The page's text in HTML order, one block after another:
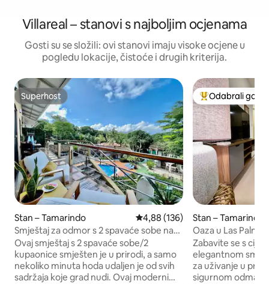
Villareal – stanovi s najboljim ocjenama
Gosti su se složili: ovi stanovi imaju visoke ocjene u
pogledu lokacije, čistoće i drugih kriterija.
Superhost
Superhost
Stan – Tamarindo Prosječna ocjena: 4,88/5,
4,88 (136)
Smještaj za odmor s 2 spavaće sobe na
savršenoj lokaciji i brzim Wi-Fi-jem
Ovaj smještaj s 2 spavaće sobe/2
kupaonice smješten je u prirodi, a samo
nekoliko minuta hoda udaljen je od svih
sadržaja koje grad nudi. Ovaj moderni
Među najviše
Odabrali gosti
Stan – Tamarindo
Oaza u Las
Zabavite se s
elegantnom
za uživanje u
sigurnom